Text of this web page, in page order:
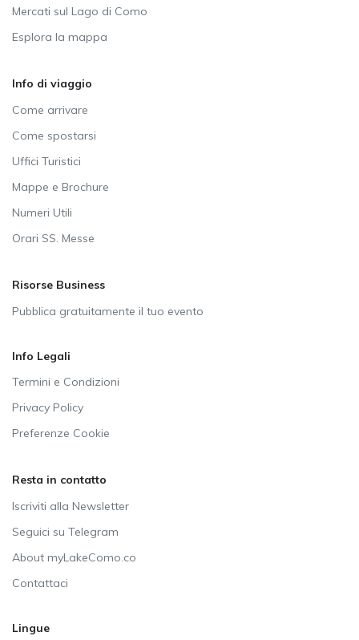
Mercati sul Lago di Como
Esplora la mappa
Info di viaggio
Come arrivare
Come spostarsi
Uffici Turistici
Mappe e Brochure
Numeri Utili
Orari SS. Messe
Risorse Business
Pubblica gratuitamente il tuo evento
Info Legali
Termini e Condizioni
Privacy Policy
Preferenze Cookie
Resta in contatto
Iscriviti alla Newsletter
Seguici su Telegram
About myLakeComo.co
Contattaci
Lingue